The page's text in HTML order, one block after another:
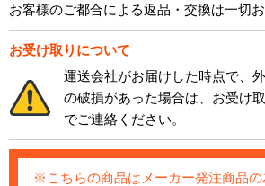
お客様のご都合による返品・交換は一切お
お受け取りについて
運送会社がお届けした時点で、
の破損があった場合は、お受け
でご連絡ください。
※こちらの商品はメーカー発注商品